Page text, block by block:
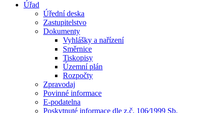
Úřad
Úřední deska
Zastupitelstvo
Dokumenty
Vyhlášky a nařízení
Směrnice
Tiskopisy
Územní plán
Rozpočty
Zpravodaj
Povinné informace
E-podatelna
Poskytnuté informace dle z.č. 106⁄1999 Sb.